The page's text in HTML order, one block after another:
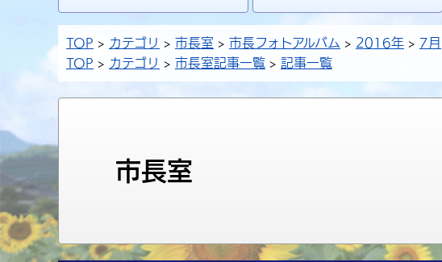
TOP カテゴリ 市長室 市長フォトアルバム 2016年
7月
TOP
カテゴリ 市長室記事一覧 記事一覧
市長室